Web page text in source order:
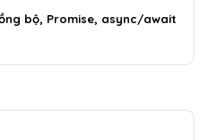
bộ, Promise, async/await